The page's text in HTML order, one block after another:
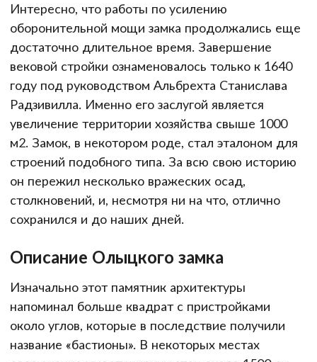
Интересно, что работы по усилению
оборонительной мощи замка продолжались еще
достаточно длительное время. Завершение
вековой стройки ознаменовалось только к 1640
году под руководством Альбрехта Станислава
Радзивилла. Именно его заслугой является
увеличение территории хозяйства свыше 1000
м2. Замок, в некотором роде, стал эталоном для
строений подобного типа. За всю свою историю
он пережил несколько вражеских осад,
столкновений, и, несмотря ни на что, отлично
сохранился и до наших дней.
Описание Олыцкого замка
Изначально этот памятник архитектуры
напоминал больше квадрат с пристройками
около углов, которые в последствие получили
название «бастионы». В некоторых местах